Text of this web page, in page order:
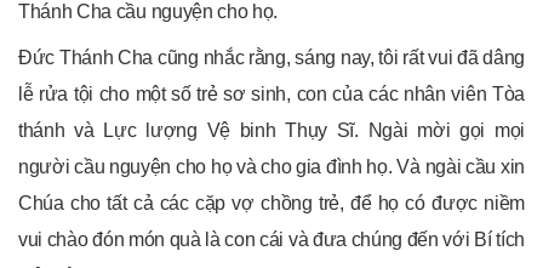
Thánh Cha cầu nguyện cho họ.
Đức Thánh Cha cũng nhắc rằng, sáng nay, tôi rất vui đã dâng
lễ rửa tội cho một số trẻ sơ sinh, con của các nhân viên Tòa
thánh và Lực lượng Vệ binh Thụy Sĩ. Ngài mời gọi mọi
người cầu nguyện cho họ và cho gia đình họ. Và ngài cầu xin
Chúa cho tất cả các cặp vợ chồng trẻ, để họ có được niềm
vui chào đón món quà là con cái và đưa chúng đến với Bí tích